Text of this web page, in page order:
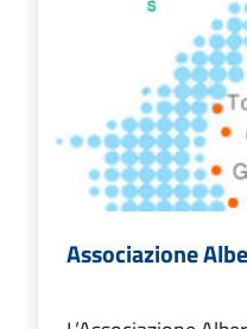
Associazione